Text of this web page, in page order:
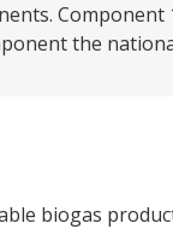
Component
the
biogas